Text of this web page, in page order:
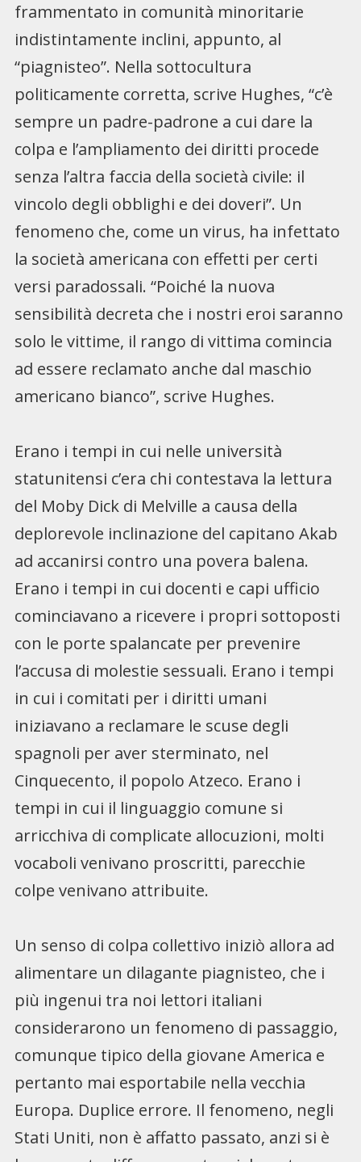
frammentato in comunità minoritarie
indistintamente inclini, appunto, al
“piagnisteo”. Nella sottocultura
politicamente corretta, scrive Hughes, “c’è
sempre un padre-padrone a cui dare la
colpa e l’ampliamento dei diritti procede
senza l’altra faccia della società civile: il
vincolo degli obblighi e dei doveri”. Un
fenomeno che, come un virus, ha infettato
la società americana con effetti per certi
versi paradossali. “Poiché la nuova
sensibilità decreta che i nostri eroi saranno
solo le vittime, il rango di vittima comincia
ad essere reclamato anche dal maschio
americano bianco”, scrive Hughes.
Erano i tempi in cui nelle università
statunitensi c’era chi contestava la lettura
del Moby Dick di Melville a causa della
deplorevole inclinazione del capitano Akab
ad accanirsi contro una povera balena.
Erano i tempi in cui docenti e capi ufficio
cominciavano a ricevere i propri sottoposti
con le porte spalancate per prevenire
l’accusa di molestie sessuali. Erano i tempi
in cui i comitati per i diritti umani
iniziavano a reclamare le scuse degli
spagnoli per aver sterminato, nel
Cinquecento, il popolo Atzeco. Erano i
tempi in cui il linguaggio comune si
arricchiva di complicate allocuzioni, molti
vocaboli venivano proscritti, parecchie
colpe venivano attribuite.
Un senso di colpa collettivo iniziò allora ad
alimentare un dilagante piagnisteo, che i
più ingenui tra noi lettori italiani
considerarono un fenomeno di passaggio,
comunque tipico della giovane America e
pertanto mai esportabile nella vecchia
Europa. Duplice errore. Il fenomeno, negli
Stati Uniti, non è affatto passato, anzi si è